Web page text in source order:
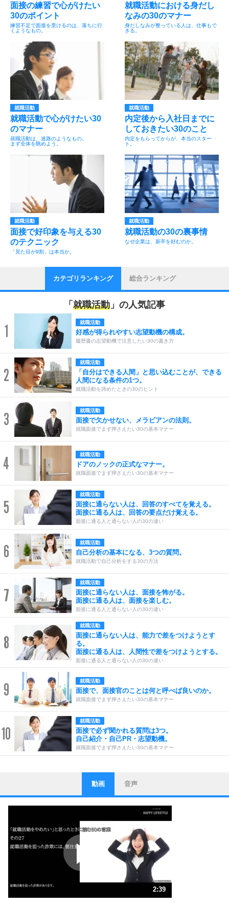
面接の練習で心がけたい
30のポイント
練習不足で面接を受けるのは、落ちに行
くようなもの。
就職活動における身だし
なみの30のマナー
身だしなみが整っている人は、仕事もで
きる。
就職活動
就職活動で心がけたい30
のマナー
就職活動は、迷路のようなもの。
まず全体を眺めよう。
就職活動
内定後から入社日までに
しておきたい30のこと
内定をもらってからが、本当のスター
ト。
就職活動
面接で好印象を与える30
のテクニック
「見た目が9割」は本当か。
就職活動
就職活動の30の裏事情
なぜ企業は、新卒を好むのか。
カテゴリランキング 総合ランキング
「 就職活動 」の人気記事
1 就職活動
好感が得られやすい志望動機の構成。
履歴書の志望動機で注意したい30の書き方
2
就職活動
「自分はできる人間」と思い込むことが、できる
人間になる条件の1つ。
就職活動を諦めたときの30のヒント
3 就職活動
面接で欠かせない、メラビアンの法則。
就職面接でまず押さえたい30の基本マナー
4 就職活動
ドアのノックの正式なマナー。
就職面接でまず押さえたい30の基本マナー
5
就職活動
面接に通らない人は、回答のすべてを覚える。
面接に通る人は、回答の要点だけ覚える。
面接に通る人と通らない人の30の違い
6 就職活動
自己分析の基本になる、3つの質問。
就職活動で自己分析をする30の方法
7
就職活動
面接に通らない人は、面接を怖がる。
面接に通る人は、面接を楽しむ。
面接に通る人と通らない人の30の違い
8
就職活動
面接に通らない人は、能力で差をつけようとす
る。
面接に通る人は、人間性で差をつけようとする。
面接に通る人と通らない人の30の違い
9 就職活動
面接で、面接官のことは何と呼べば良いのか。
就職面接でまず押さえたい30の基本マナー
10
就職活動
面接で必ず聞かれる質問は3つ。
自己紹介・自己PR・志望動機。
就職面接でまず押さえたい30の基本マナー
1
ストレス対策
他人と比べない。
いっそのこと、他人を見ない。
いらいらしない人になる30の方法
ポジティブになれない原因は、行動しないから。
ポジティブ思考になる30の方法
人生、なんとかなるもの。
気楽に生きる30の方法
動画 音声
2:39